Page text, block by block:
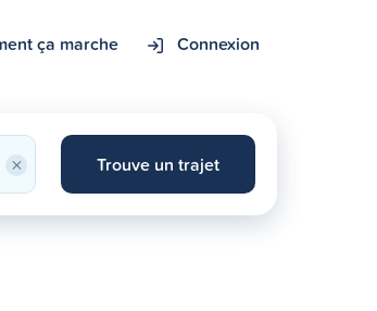
ça marche Connexion
× Trouve un trajet